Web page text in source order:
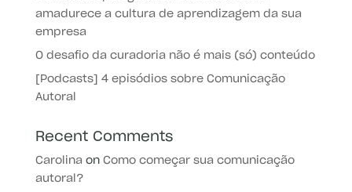
amadurece a cultura de aprendizagem da sua
empresa
O desafio da curadoria não é mais (só) conteúdo
[Podcasts] 4 episódios sobre Comunicação
Autoral
Recent Comments
Carolina on Como começar sua comunicação
autoral?